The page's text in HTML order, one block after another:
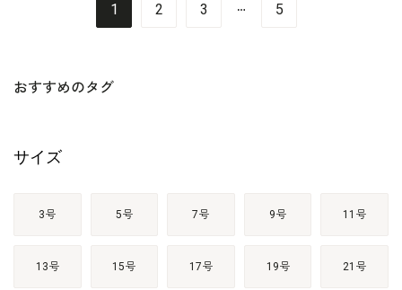
1 2 3 5
おすすめのタグ
サイズ
3号 5号 7号 9号 11号
13号 15号 17号 19号 21号